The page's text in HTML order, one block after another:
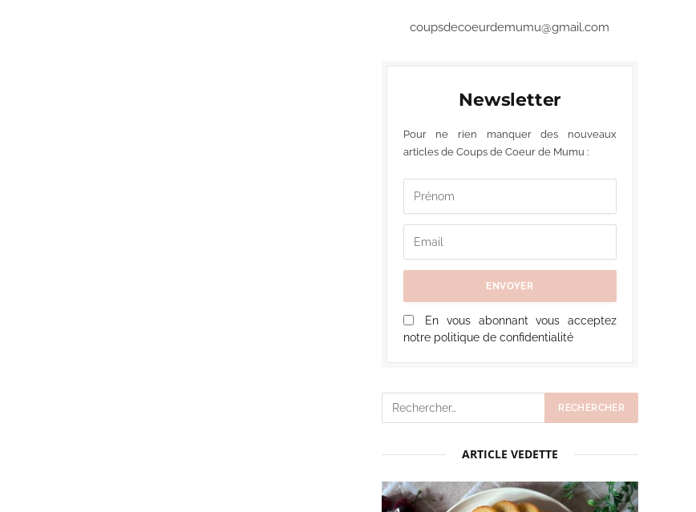
coupsdecoeurdemumu@gmail.com
Newsletter
Pour ne rien manquer des nouveaux
articles de Coups de Coeur de Mumu :
En vous abonnant vous acceptez
notre politique de confidentialité
ARTICLE VEDETTE